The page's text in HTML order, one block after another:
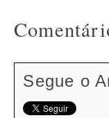
Segue o